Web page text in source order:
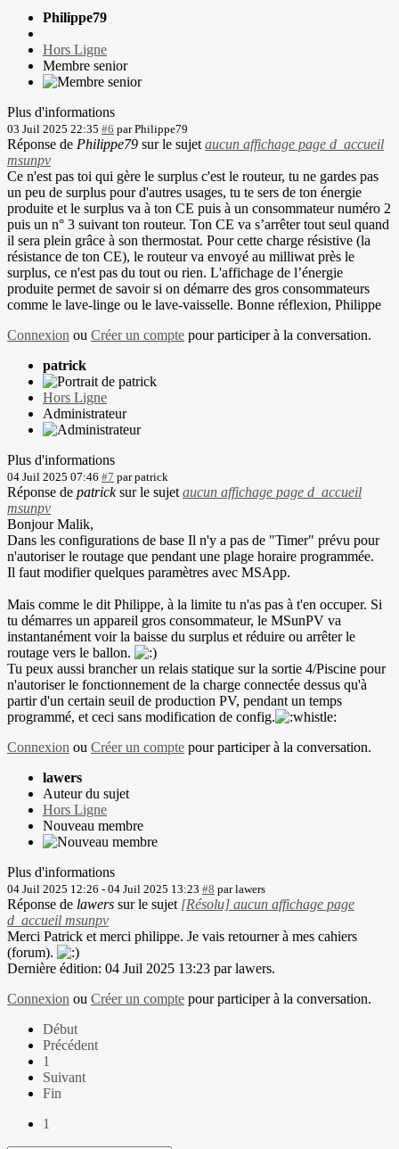
Philippe79
Hors Ligne
Membre senior
Plus d'informations
03 Juil 2025 22:35 #6 parPhilippe79
Réponse de Philippe79 sur le sujet aucun affichage page d_accueil
msunpv
Ce n'est pas toi qui gère le surplus c'est le routeur, tu ne gardes pas
un peu de surplus pour d'autres usages, tu te sers de ton énergie
produite et le surplus va à ton CE puis à un consommateur numéro 2
puis un n° 3 suivant ton routeur. Ton CE va s’arrêter tout seul quand
il sera plein grâce à son thermostat. Pour cette charge résistive (la
résistance de ton CE), le routeur va envoyé au milliwat près le
surplus, ce n'est pas du tout ou rien. L'affichage de l’énergie
produite permet de savoir si on démarre des gros consommateurs
comme le lave-linge ou le lave-vaisselle. Bonne réflexion, Philippe
Connexion ou Créer un compte pour participer à la conversation.
patrick
Hors Ligne
Administrateur
Plus d'informations
04 Juil 2025 07:46 #7 parpatrick
Réponse de patricksur le sujet aucun affichage page d_accueil
msunpv
Bonjour Malik,
Dans les configurations de base Il n'y a pas de "Timer" prévu pour
n'autoriser le routage que pendant une plage horaire programmée.
Il faut modifier quelques paramètres avec MSApp.
Mais comme le dit Philippe, à la limite tu n'as pas à t'en occuper. Si
tu démarres un appareil gros consommateur, le MSunPV va
instantanément voir la baisse du surplus et réduire ou arrêter le
routage vers le ballon.
Tu peux aussi brancher un relais statique sur la sortie 4/Piscine pour
n'autoriser le fonctionnement de la charge connectée dessus qu'à
partir d'un certain seuil de production PV, pendant un temps
programmé, et ceci sans modification de config.
Connexion ou Créer un compte pour participer à la conversation.
lawers
Auteur du sujet
Hors Ligne
Nouveau membre
Plus d'informations
04 Juil 2025 12:26 - 04 Juil 2025 13:23 #8 parlawers
Réponse de lawers sur le sujet [Résolu] aucun affichage page
d_accueil msunpv
Merci Patrick et merci philippe. Je vais retourner à mes cahiers
(forum).
Dernière édition: 04 Juil 2025 13:23 parlawers.
Connexion ou Créer un compte pour participer à la conversation.
Début
Précédent
1
Suivant
Fin
1